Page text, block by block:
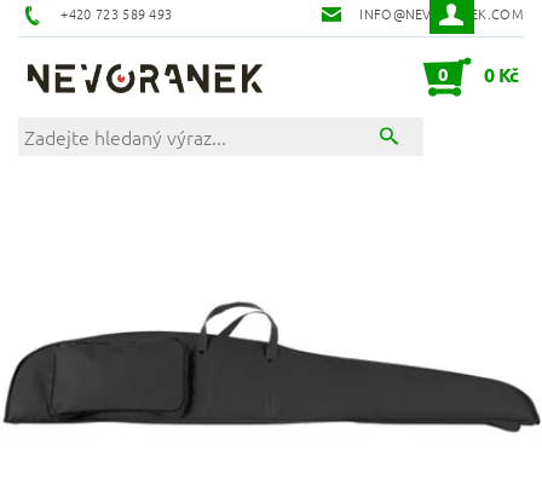
+420 723 589 493 INFO@NEVORANEK.COM
0 0 Kč